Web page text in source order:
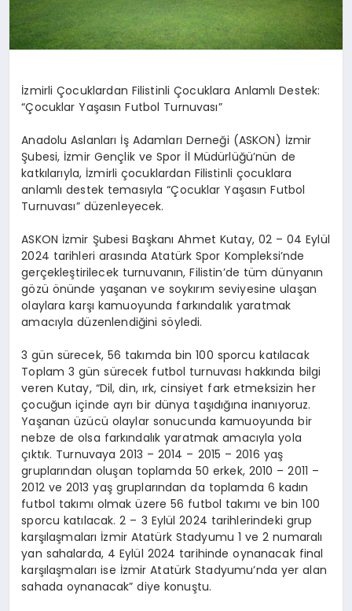
İzmirli Çocuklardan Filistinli Çocuklara Anlamlı Destek:
“Çocuklar Yaşasın Futbol Turnuvası”
Anadolu Aslanları İş Adamları Derneği (ASKON) İzmir
Şubesi, İzmir Gençlik ve Spor İl Müdürlüğü’nün de
katkılarıyla, İzmirli çocuklardan Filistinli çocuklara
anlamlı destek temasıyla “Çocuklar Yaşasın Futbol
Turnuvası” düzenleyecek.
ASKON İzmir Şubesi Başkanı Ahmet Kutay, 02 – 04 Eylül
2024 tarihleri arasında Atatürk Spor Kompleksi’nde
gerçekleştirilecek turnuvanın, Filistin’de tüm dünyanın
gözü önünde yaşanan ve soykırım seviyesine ulaşan
olaylara karşı kamuoyunda farkındalık yaratmak
amacıyla düzenlendiğini söyledi.
3 gün sürecek, 56 takımda bin 100 sporcu katılacak
Toplam 3 gün sürecek futbol turnuvası hakkında bilgi
veren Kutay, “Dil, din, ırk, cinsiyet fark etmeksizin her
çocuğun içinde ayrı bir dünya taşıdığına inanıyoruz.
Yaşanan üzücü olaylar sonucunda kamuoyunda bir
nebze de olsa farkındalık yaratmak amacıyla yola
çıktık. Turnuvaya 2013 – 2014 – 2015 – 2016 yaş
gruplarından oluşan toplamda 50 erkek, 2010 – 2011 –
2012 ve 2013 yaş gruplarından da toplamda 6 kadın
futbol takımı olmak üzere 56 futbol takımı ve bin 100
sporcu katılacak. 2 – 3 Eylül 2024 tarihlerindeki grup
karşılaşmaları İzmir Atatürk Stadyumu 1 ve 2 numaralı
yan sahalarda, 4 Eylül 2024 tarihinde oynanacak final
karşılaşmaları ise İzmir Atatürk Stadyumu’nda yer alan
sahada oynanacak” diye konuştu.